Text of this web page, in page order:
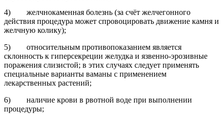
4) желчнокаменная болезнь (за счёт желчегонного
действия процедура может спровоцировать движение камня и
желчную колику);
5) относительным противопоказанием является
склонность к гиперсекреции желудка и язвенно-эрозивные
поражения слизистой; в этих случаях следует применять
специальные варианты ваманы с применением
лекарственных растений;
6) наличие крови в рвотной воде при выполнении
процедуры;